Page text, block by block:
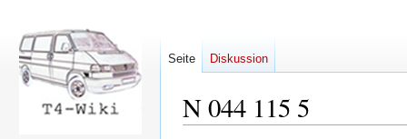
N 044 115 5
Seite Diskussion